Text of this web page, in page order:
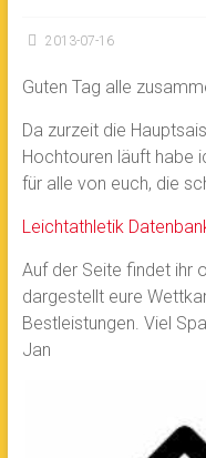
2013-07-16
Guten Tag alle
Da zurzeit die
Hochtouren läuft habe
für alle von euch, die
Leichtathletik
Auf der Seite findet ihr
dargestellt eure
Bestleistungen. Viel
Jan